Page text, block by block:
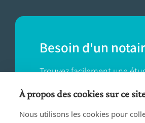
Besoin d'un
Trouvez facilement une
près de chez vous.
TROUVER UN NOTAIRE
À propos des cookies sur ce
Nous utilisons les cookies pour